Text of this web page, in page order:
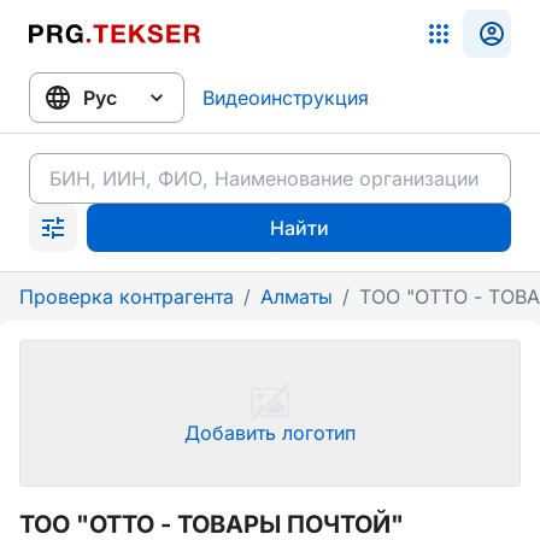
Видеоинструкция
Найти
Проверка контрагента / Алматы / ТОО "ОТТО -
Добавить логотип
ТОО "ОТТО - ТОВАРЫ ПОЧТОЙ"